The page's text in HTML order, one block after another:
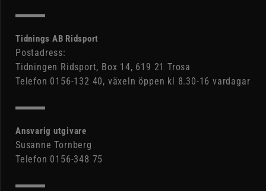
Tidnings AB Ridsport
Postadress:
Tidningen Ridsport, Box 14, 619 21 Trosa
Telefon 0156-132 40, växeln öppen kl 8.30-16 vardagar
Ansvarig utgivare
Susanne Tornberg
Telefon 0156-348 75